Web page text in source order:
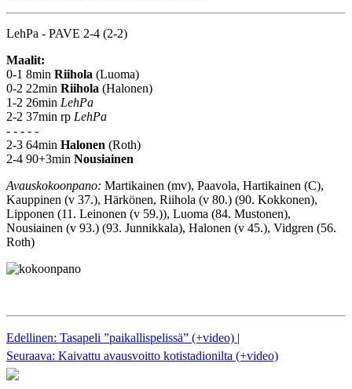
LehPa - PAVE 2-4 (2-2)
Maalit:
0-1 8min Riihola (Luoma)
0-2 22min Riihola (Halonen)
1-2 26min LehPa
2-2 37min rp LehPa
- - - - -
2-3 64min Halonen (Roth)
2-4 90+3min Nousiainen
Avauskokoonpano: Martikainen (mv), Paavola, Hartikainen (C),
Kauppinen (v 37.), Härkönen, Riihola (v 80.) (90. Kokkonen),
Lipponen (11. Leinonen (v 59.)), Luoma (84. Mustonen),
Nousiainen (v 93.) (93. Junnikkala), Halonen (v 45.), Vidgren (56.
Roth)
Edellinen: Tasapeli ”paikallispelissä” (+video) |
Seuraava: Kaivattu avausvoitto kotistadionilta (+video)